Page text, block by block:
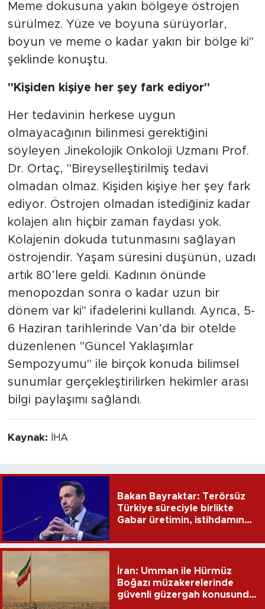
Meme dokusuna yakın bölgeye östrojen
sürülmez. Yüze ve boyuna sürüyorlar,
boyun ve meme o kadar yakın bir bölge ki"
şeklinde konuştu.
"Kişiden kişiye her şey fark ediyor"
Her tedavinin herkese uygun
olmayacağının bilinmesi gerektiğini
söyleyen Jinekolojik Onkoloji Uzmanı Prof.
Dr. Ortaç, "Bireyselleştirilmiş tedavi
olmadan olmaz. Kişiden kişiye her şey fark
ediyor. Östrojen olmadan istediğiniz kadar
kolajen alın hiçbir zaman faydası yok.
Kolajenin dokuda tutunmasını sağlayan
östrojendir. Yaşam süresini düşünün, uzadı
artık 80’lere geldi. Kadının önünde
menopozdan sonra o kadar uzun bir
dönem var ki" ifadelerini kullandı. Ayrıca, 5-
6 Haziran tarihlerinde Van’da bir otelde
düzenlenen "Güncel Yaklaşımlar
Sempozyumu" ile birçok konuda bilimsel
sunumlar gerçekleştirilirken hekimler arası
bilgi paylaşımı sağlandı.
Kaynak: İHA
Bakan Bayraktar: Terörsüz
Türkiye süreciyle birlikte
Gabar üretimin, istihdamın
İran: Umman ile Hürmüz
Boğazı müzakerelerinde
güvenli güzergah konusunda